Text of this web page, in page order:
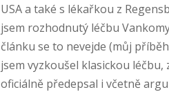
USA a také s lékařkou z
jsem rozhodnutý léčbu
článku se to nevejde (můj
jsem vyzkoušel klasickou
oficiálně předepsal i včetně